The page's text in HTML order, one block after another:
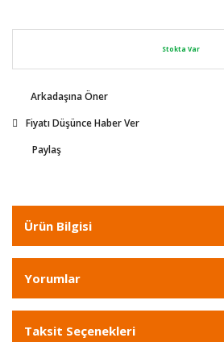
Stokta Var
Arkadaşına Öner
Fiyatı Düşünce Haber Ver
Paylaş
Ürün Bilgisi
Yorumlar
Taksit Seçenekleri